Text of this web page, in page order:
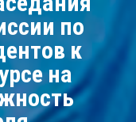
по
к
на